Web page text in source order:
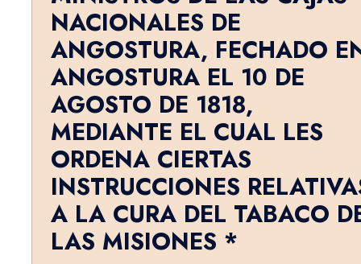
NA­CIONALES DE
ANGOSTURA, FECHADO
ANGOSTURA EL 10 DE
AGOS­TO DE 1818,
MEDIANTE EL CUAL LES
ORDENA CIERTAS
INSTRUCCIONES
A LA CURA DEL TABACO
LAS MISIONES *